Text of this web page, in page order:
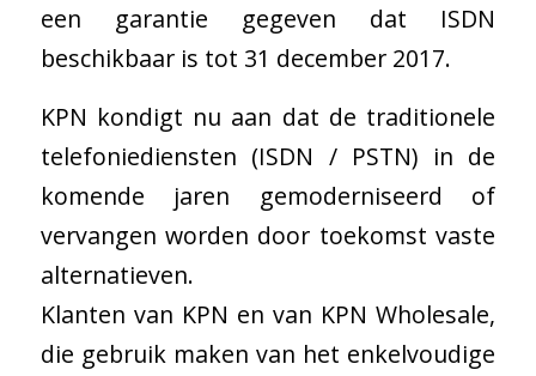
een garantie gegeven dat ISDN
beschikbaar is tot 31 december 2017.
KPN kondigt nu aan dat de traditionele
telefoniediensten (ISDN / PSTN) in de
komende jaren gemoderniseerd of
vervangen worden door toekomst vaste
alternatieven.
Klanten van KPN en van KPN Wholesale,
die gebruik maken van het enkelvoudige